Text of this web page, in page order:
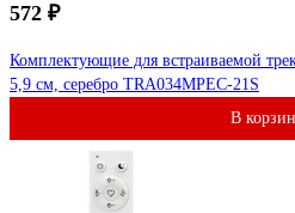
572 ₽
Комплектующие для встраиваемой
5,9 см, серебро TRA034MPEC-21S
В